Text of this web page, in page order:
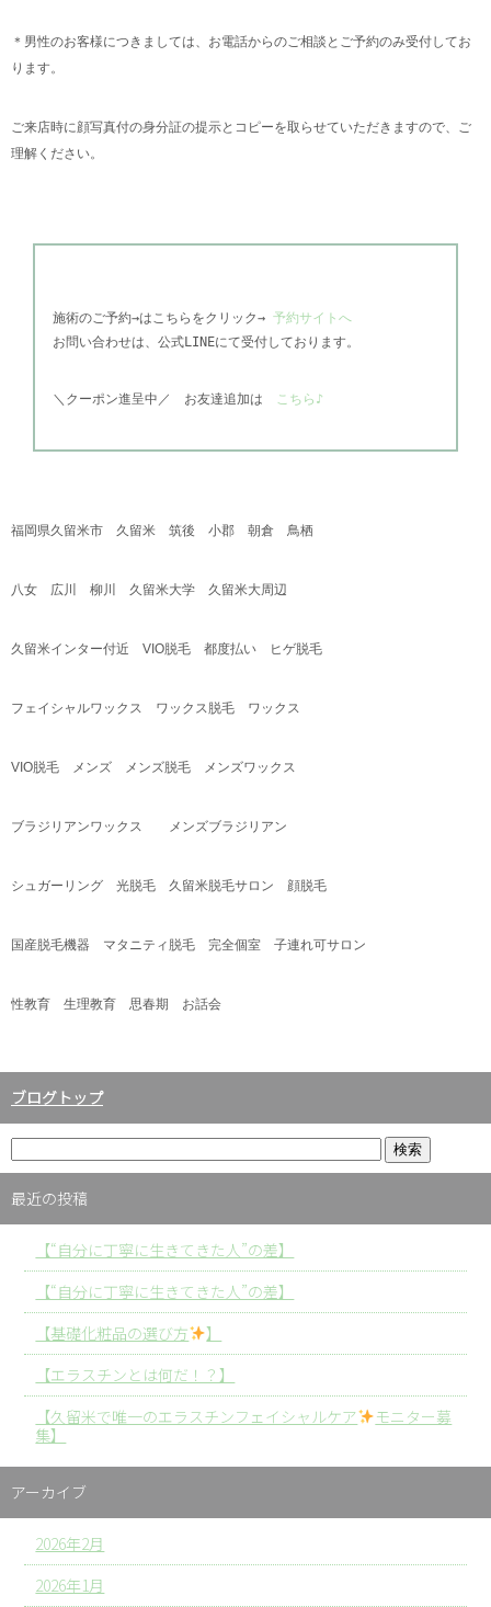
＊男性のお客様につきましては、お電話からのご相談とご予約のみ受付してお
ります。
ご来店時に顔写真付の身分証の提示とコピーを取らせていただきますので、ご
理解ください。
施術のご予約→はこちらをクリック→ 予約サイトへ
お問い合わせは、公式LINEにて受付しております。
＼ クーポン進呈中／ お友達追加は こちら♪
福岡県久留米市 久留米 筑後 小郡 朝倉 鳥栖
八女 広川 柳川 久留米大学 久留米大周辺
久留米インター付近 VIO脱毛 都度払い ヒゲ脱毛
フェイシャルワックス ワックス脱毛 ワックス
VIO脱毛 メンズ メンズ脱毛 メンズワックス
ブラジリアンワックス メンズブラジリアン
シュガーリング 光脱毛 久留米脱毛サロン 顔脱毛
国産脱毛機器 マタニティ脱毛 完全個室 子連れ可サロン
性教育 生理教育 思春期 お話会
ブログトップ
最近の投稿
【“自分に丁寧に生きてきた人”の差】
【“自分に丁寧に生きてきた人”の差】
【基礎化粧品の選び方
】
【エラスチンとは何だ！？】
【久留米で唯一のエラスチンフェイシャルケア
モニター募
集】
アーカイブ
2026年2月
2026年1月